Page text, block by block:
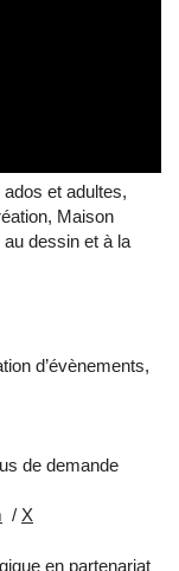
et adultes,
Maison
dessin et à la
d’évènements,
de demande
/ X
en partenariat